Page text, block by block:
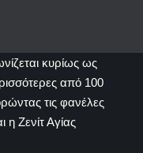
κυρίως ως
από 100
τις φανέλες
Ζενίτ Αγίας